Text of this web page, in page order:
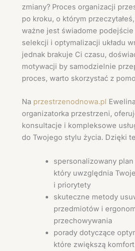
zmiany? Proces organizacji
po kroku, o którym
ważne jest świadome
selekcji i optymalizacji układu
jednak brakuje Ci czasu,
motywacji by samodzielnie
proces, warto skorzystać z
Na przestrzenodnowa.pl
organizatorka przestrzeni,
konsultacje i kompleksowe
do Twojego stylu życia. Dzięki
spersonalizowany
który uwzględnia
i priorytety
skuteczne metody
przedmiotów i
przechowywania
porady dotyczące
które zwiększą